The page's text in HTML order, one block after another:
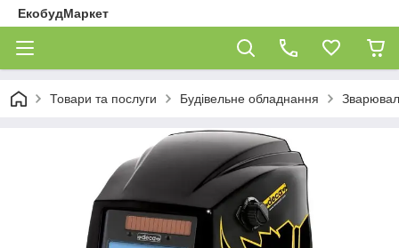
ЕкобудМаркет
Товари та послуги Будівельне обладнання